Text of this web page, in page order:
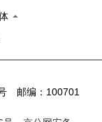
号 邮编：100701